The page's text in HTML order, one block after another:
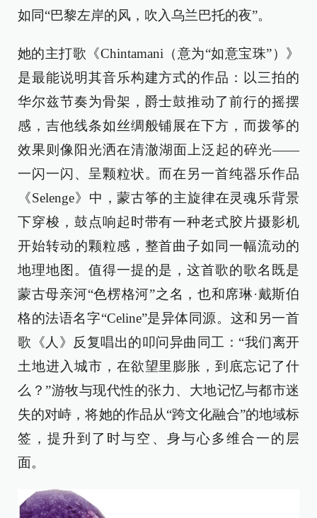
如同“巴黎左岸的风，吹入乌兰巴托的夜”。
她的主打歌《Chintamani（意为“如意宝珠”）》
是最能说明其音乐构建方式的作品：以三拍的
华尔兹节奏为骨架，爵士鼓推动了前行的摇摆
感，吉他线条如丝绸般铺展在下方，而拨筝的
效果则像阳光洒在清澈湖面上泛起的碎光——
一闪一闪、呈颗粒状。而在另一首纯器乐作品
《Selenge》中，蒙古筝的主旋律在灵魂乐背景
下穿梭，鼓点响起时带有一种老式胶片摄影机
开始转动的颗粒感，整首曲子如同一幅流动的
地理地图。值得一提的是，这首歌的歌名既是
蒙古母亲河“色楞格河”之名，也和席琳·戴斯伯
格的法语名字“Celine”是异体同源。这和另一首
歌《人》反复唱出的叩问异曲同工：“我们离开
土地进入城市，在欲望里膨胀，到底忘记了什
么？”游牧与现代性的张力、大地记忆与都市迷
失的对峙，将她的作品从“跨文化融合”的地域标
签，提升到了时与空、身与心多维合一的层
面。